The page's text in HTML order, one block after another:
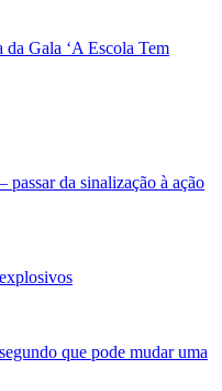
Gala ‘A Escola Tem
da sinalização à ação
que pode mudar uma